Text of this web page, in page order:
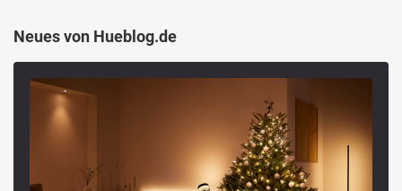
Neues von Hueblog.de